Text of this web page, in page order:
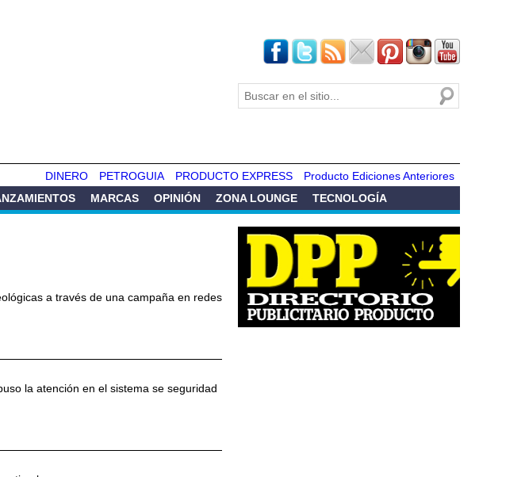
búsqueda
Buscar
Producto Ediciones Anteriores
PRODUCTO EXPRESS
PETROGUIA
DINERO
MARCAS OPINIÓN ZONA LOUNGE
TECNOLOGÍA
a través de una campaña en redes
la atención en el sistema se seguridad